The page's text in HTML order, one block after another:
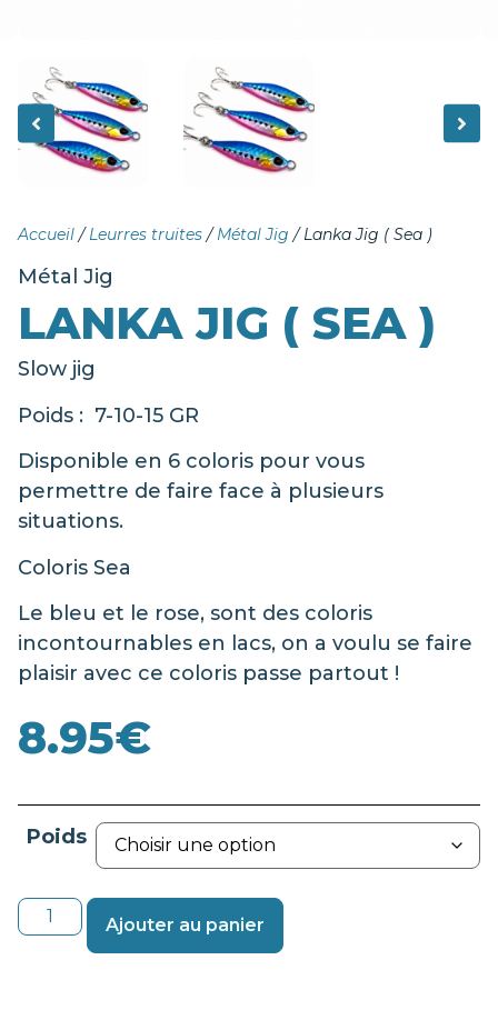
Accueil/ Leurres truites/ Métal Jig / Lanka Jig ( Sea )
Métal Jig
LANKA JIG ( SEA )
Slow jig
Poids : 7-10-15 GR
Disponible en 6 coloris pour vous
permettre de faire face à plusieurs
situations.
Coloris Sea
Le bleu et le rose, sont des coloris
incontournables en lacs, on a voulu se faire
plaisir avec ce coloris passe partout !
8.95€
Poids
Ajouter au panier